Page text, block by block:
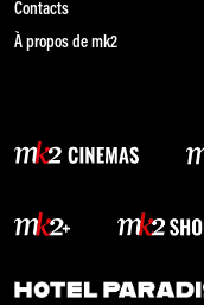
Contacts
À propos de mk2